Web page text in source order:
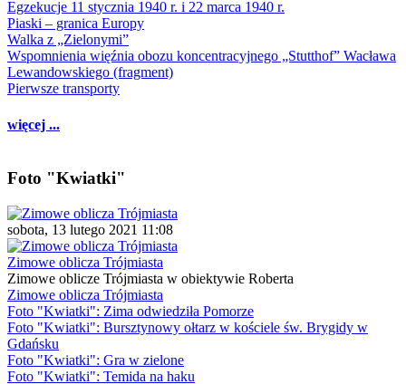
Egzekucje 11 stycznia 1940 r. i 22 marca 1940 r.
Piaski – granica Europy
Walka z „Zielonymi”
Wspomnienia więźnia obozu koncentracyjnego „Stutthof” Wacława
Lewandowskiego (fragment)
Pierwsze transporty
więcej ...
Foto "Kwiatki"
sobota, 13 lutego 2021 11:08
Zimowe oblicza Trójmiasta
Zimowe oblicze Trójmiasta w obiektywie Roberta
Zimowe oblicza Trójmiasta
Foto "Kwiatki": Zima odwiedziła Pomorze
Foto "Kwiatki": Bursztynowy ołtarz w kościele św. Brygidy w
Gdańsku
Foto "Kwiatki": Gra w zielone
Foto "Kwiatki": Temida na haku